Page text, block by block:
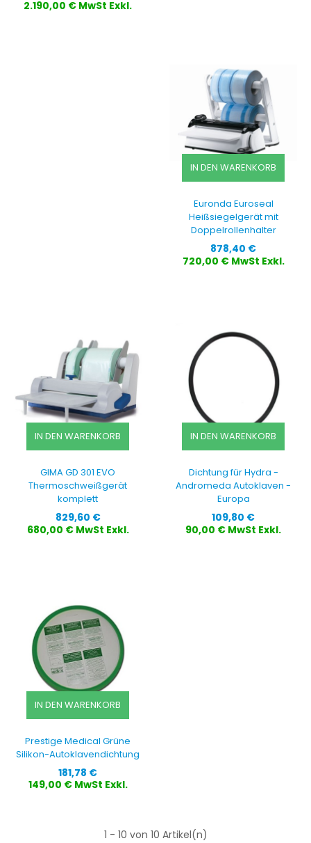
2.190,00 € MwSt Exkl.
IN DEN WARENKORB
Euronda Euroseal
Heißsiegelgerät mit
Doppelrollenhalter
Preis
878,40 €
720,00 € MwSt Exkl.
IN DEN WARENKORB
GIMA GD 301 EVO
Thermoschweißgerät
komplett
Preis
829,60 €
680,00 € MwSt Exkl.
IN DEN WARENKORB
Dichtung für Hydra -
Andromeda Autoklaven -
Europa
Preis
109,80 €
90,00 € MwSt Exkl.
IN DEN WARENKORB
Prestige Medical Grüne
Silikon-Autoklavendichtung
Preis
181,78 €
149,00 € MwSt Exkl.
1 - 10 von 10 Artikel(n)